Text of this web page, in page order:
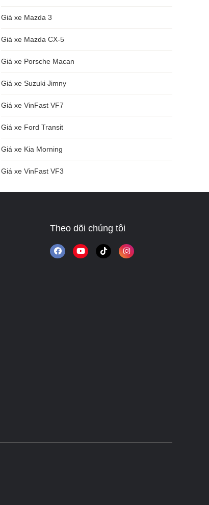
Giá xe Mazda 3
Giá xe Mazda CX-5
Giá xe Porsche Macan
Giá xe Suzuki Jimny
Giá xe VinFast VF7
Giá xe Ford Transit
Giá xe Kia Morning
Giá xe VinFast VF3
Theo dõi chúng tôi